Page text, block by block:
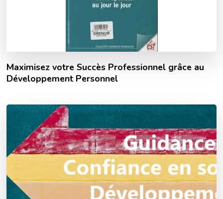
Maximisez votre Succès Professionnel grâce au
Développement Personnel